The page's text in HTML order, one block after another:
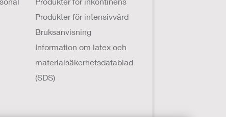
Produkter för intensivvård
Bruksanvisning
Information om latex och
materialsäkerhetsdatablad
(SDS)